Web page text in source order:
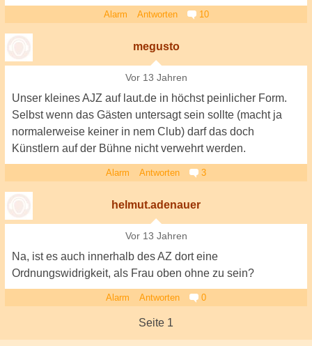
Alarm Antworten 10
megusto
Vor 13 Jahren
Unser kleines AJZ auf laut.de in höchst peinlicher Form.
Selbst wenn das Gästen untersagt sein sollte (macht ja
normalerweise keiner in nem Club) darf das doch
Künstlern auf der Bühne nicht verwehrt werden.
Alarm Antworten 3
helmut.adenauer
Vor 13 Jahren
Na, ist es auch innerhalb des AZ dort eine
Ordnungswidrigkeit, als Frau oben ohne zu sein?
Alarm Antworten 0
Seite 1